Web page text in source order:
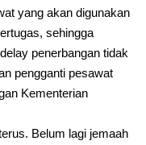
yang akan digunakan
sehingga
penerbangan tidak
pengganti pesawat
Kementerian
Belum lagi jemaah